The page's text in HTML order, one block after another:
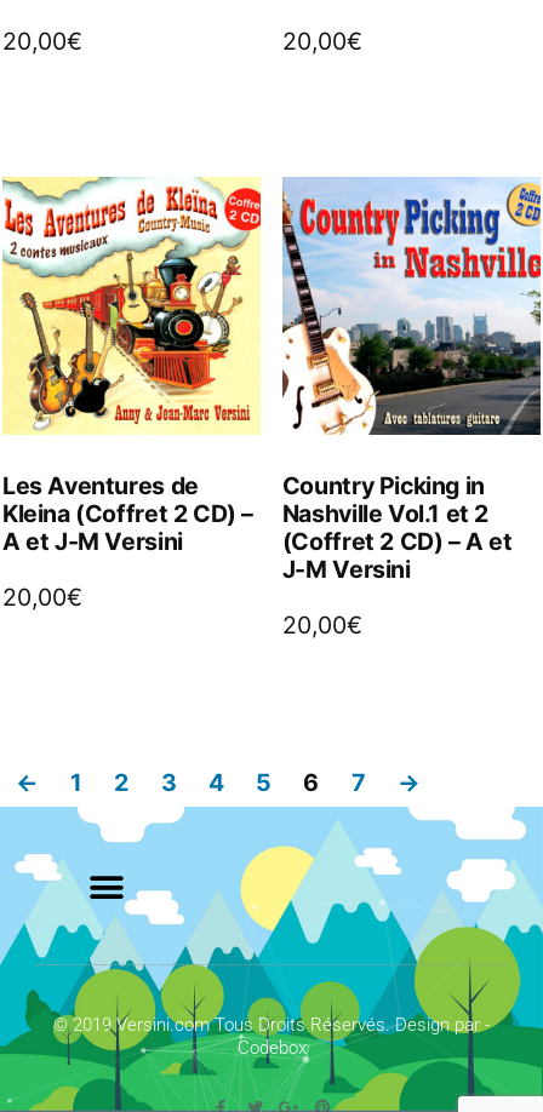
20,00€
20,00€
Les Aventures de
Kleina (Coffret 2 CD) –
A et J-M Versini
20,00€
Country Picking in
Nashville Vol.1 et 2
(Coffret 2 CD) – A et
J-M Versini
20,00€
← 1 2 3 4 5 6 7 →
© 2019 Versini.com Tous Droits Réservés. Design par -
Codebox